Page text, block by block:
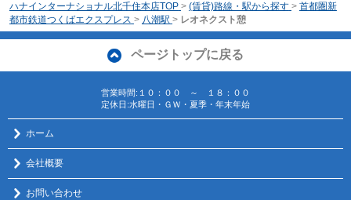
ハナインターナショナル北千住本店TOP > (賃貸)路線・駅から探す > 首都圏新
都市鉄道つくばエクスプレス > 八潮駅 > レオネクスト憩
ページトップに戻る
営業時間:１０：００ ～ １８：００
定休日:水曜日・ＧＷ・夏季・年末年始
ホーム
会社概要
お問い合わせ